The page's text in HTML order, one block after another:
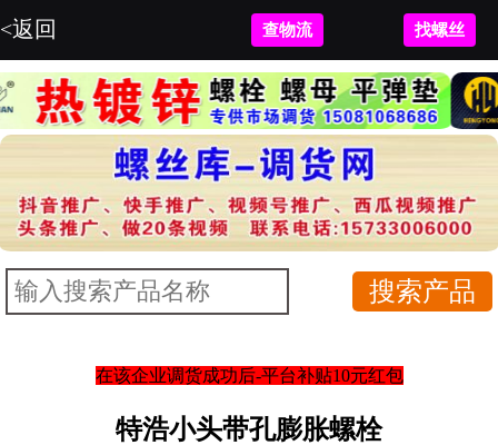
<返回 查物流 找螺丝
在该企业调货成功后-平台补贴10元红包
特浩小头带孔膨胀螺栓